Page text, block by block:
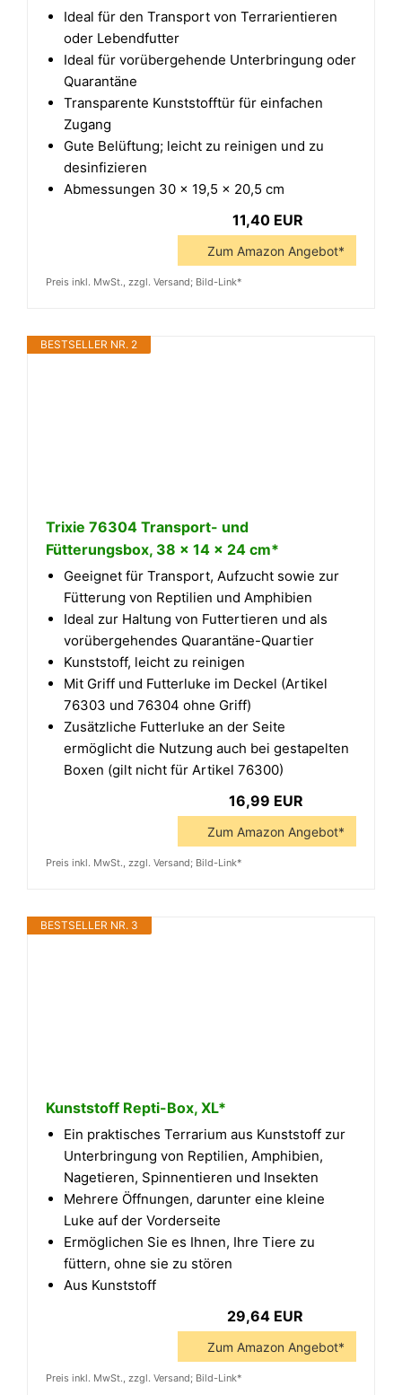
Ideal für den Transport von Terrarientieren
oder Lebendfutter
Ideal für vorübergehende Unterbringung oder
Quarantäne
Transparente Kunststofftür für einfachen
Zugang
Gute Belüftung; leicht zu reinigen und zu
desinfizieren
Abmessungen 30 x 19,5 x 20,5 cm
11,40 EUR
Zum Amazon Angebot*
Preis inkl. MwSt., zzgl. Versand; Bild-Link*
BESTSELLER NR. 2
Trixie 76304 Transport- und
Fütterungsbox, 38 × 14 × 24 cm*
Geeignet für Transport, Aufzucht sowie zur
Fütterung von Reptilien und Amphibien
Ideal zur Haltung von Futtertieren und als
vorübergehendes Quarantäne-Quartier
Kunststoff, leicht zu reinigen
Mit Griff und Futterluke im Deckel (Artikel
76303 und 76304 ohne Griff)
Zusätzliche Futterluke an der Seite
ermöglicht die Nutzung auch bei gestapelten
Boxen (gilt nicht für Artikel 76300)
16,99 EUR
Zum Amazon Angebot*
Preis inkl. MwSt., zzgl. Versand; Bild-Link*
BESTSELLER NR. 3
Kunststoff Repti-Box, XL*
Ein praktisches Terrarium aus Kunststoff zur
Unterbringung von Reptilien, Amphibien,
Nagetieren, Spinnentieren und Insekten
Mehrere Öffnungen, darunter eine kleine
Luke auf der Vorderseite
Ermöglichen Sie es Ihnen, Ihre Tiere zu
füttern, ohne sie zu stören
Aus Kunststoff
29,64 EUR
Zum Amazon Angebot*
Preis inkl. MwSt., zzgl. Versand; Bild-Link*